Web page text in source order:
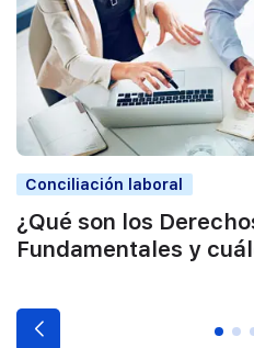
Conciliación laboral
¿Qué son los
Fundamentales y